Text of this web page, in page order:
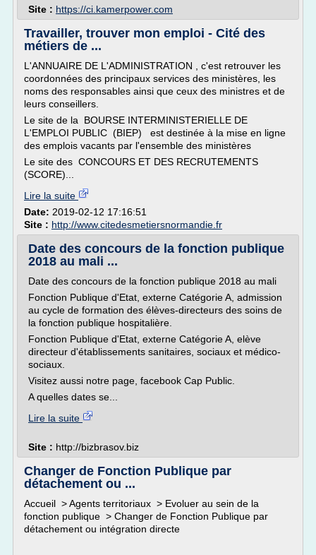
Site : https://ci.kamerpower.com
Travailler, trouver mon emploi - Cité des
métiers de ...
L'ANNUAIRE DE L'ADMINISTRATION , c'est retrouver les
coordonnées des principaux services des ministères, les
noms des responsables ainsi que ceux des ministres et de
leurs conseillers.
Le site de la BOURSE INTERMINISTERIELLE DE
L'EMPLOI PUBLIC (BIEP) est destinée à la mise en ligne
des emplois vacants par l'ensemble des ministères
Le site des CONCOURS ET DES RECRUTEMENTS
(SCORE)...
Lire la suite
Date: 2019-02-12 17:16:51
Site : http://www.citedesmetiersnormandie.fr
Date des concours de la fonction publique
2018 au mali ...
Date des concours de la fonction publique 2018 au mali
Fonction Publique d'Etat, externe Catégorie A, admission
au cycle de formation des élèves-directeurs des soins de
la fonction publique hospitalière.
Fonction Publique d'Etat, externe Catégorie A, elève
directeur d'établissements sanitaires, sociaux et médico-
sociaux.
Visitez aussi notre page, facebook Cap Public.
A quelles dates se...
Lire la suite
Site : http://bizbrasov.biz
Changer de Fonction Publique par
détachement ou ...
Accueil > Agents territoriaux > Evoluer au sein de la
fonction publique > Changer de Fonction Publique par
détachement ou intégration directe